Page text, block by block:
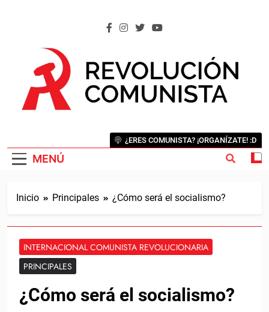
MENÚ
¿ERES COMUNISTA? ¡ORGANÍZATE! :D
Inicio Principales ¿Cómo será el socialismo?
INTERNACIONAL COMUNISTA REVOLUCIONARIA
PRINCIPALES
¿Cómo será el socialismo?